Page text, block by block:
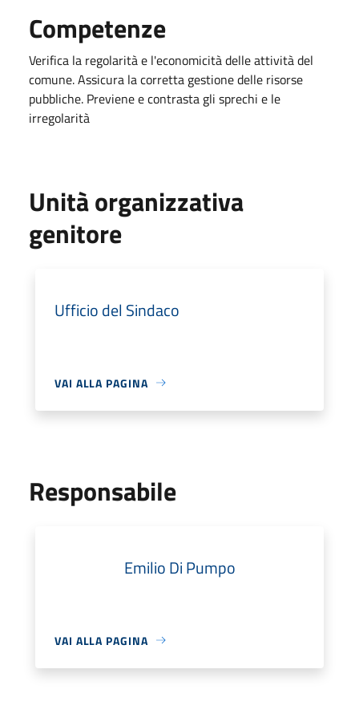
Competenze
Verifica la regolarità e l'economicità delle attività del
comune. Assicura la corretta gestione delle risorse
pubbliche. Previene e contrasta gli sprechi e le
irregolarità
Unità organizzativa
genitore
Ufficio del Sindaco
VAI ALLA PAGINA
Responsabile
Emilio Di Pumpo
VAI ALLA PAGINA